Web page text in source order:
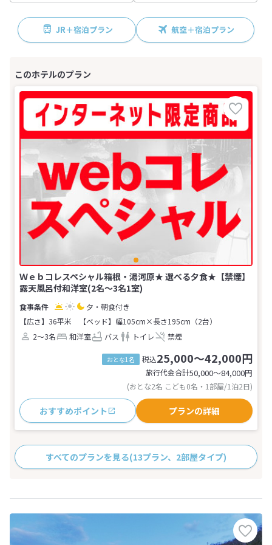
JR＋宿泊プラン 航空＋宿泊プラン
Ｗｅｂコレスペシャル箱根・湯河原★ 選べる夕食★【禁煙】
露天風呂付和洋室(2名～3名1室)
夕・朝食付き
【広さ】36平米
【ベッド】幅105cm×長さ195cm（2台）
2～3名
和洋室 バス トイレ 禁煙
おとな1名 税込25,000～42,000円
旅行代金合計50,000〜84,000円
(おとな2名 こども0名・1部屋/1泊2日)
おすすめポイント プランの詳細
すべてのプランを見る(13プラン、2部屋タイプ)